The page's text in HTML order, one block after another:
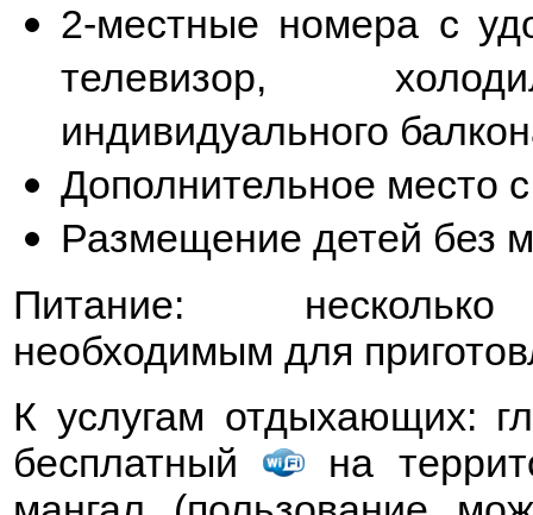
2-местные номера с
телевизор,
индивидуального
Дополнительное место
Размещение детей без
Питание: несколько
необходимым для
К услугам отдыхающих:
бесплатный
на